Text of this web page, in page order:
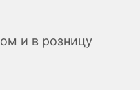
и в розницу